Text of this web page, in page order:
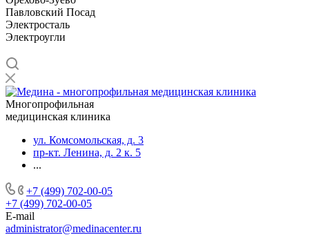
Павловский Посад
Электросталь
Электроугли
Многопрофильная
медицинская клиника
ул. Комсомольская, д. 3
пр-кт. Ленина, д. 2 к. 5
...
+7 (499) 702-00-05
+7 (499) 702-00-05
E-mail
administrator@medinacenter.ru